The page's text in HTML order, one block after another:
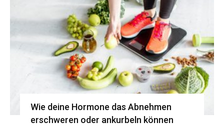
Wie deine Hormone das Abnehmen
erschweren oder ankurbeln können